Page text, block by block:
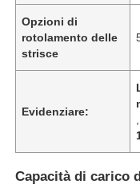
Opzioni di
rotolamento delle
strisce
Evidenziare:
Capacità di carico